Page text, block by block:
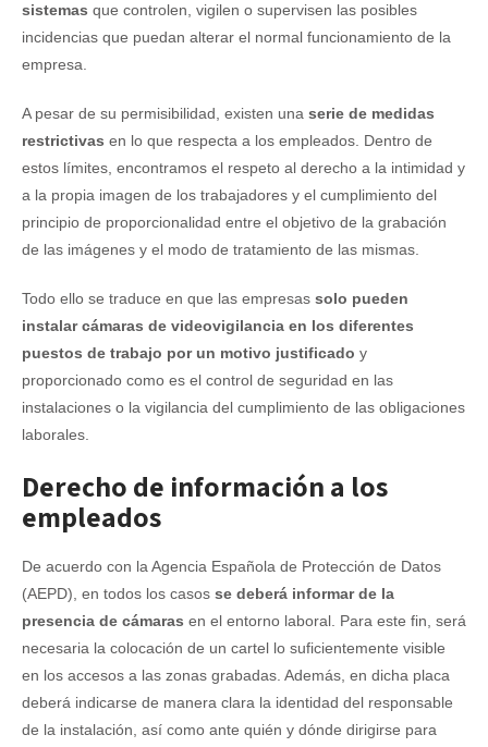
sistemas que controlen, vigilen o supervisen las posibles
incidencias que puedan alterar el normal funcionamiento de la
empresa.
A pesar de su permisibilidad, existen una serie de medidas
restrictivas en lo que respecta a los empleados. Dentro de
estos límites, encontramos el respeto al derecho a la intimidad y
a la propia imagen de los trabajadores y el cumplimiento del
principio de proporcionalidad entre el objetivo de la grabación
de las imágenes y el modo de tratamiento de las mismas.
Todo ello se traduce en que las empresas solo pueden
instalar cámaras de videovigilancia en los diferentes
puestos de trabajo por un motivo justificado y
proporcionado como es el control de seguridad en las
instalaciones o la vigilancia del cumplimiento de las obligaciones
laborales.
Derecho de información a los
empleados
De acuerdo con la Agencia Española de Protección de Datos
(AEPD), en todos los casos se deberá informar de la
presencia de cámaras en el entorno laboral. Para este fin, será
necesaria la colocación de un cartel lo suficientemente visible
en los accesos a las zonas grabadas. Además, en dicha placa
deberá indicarse de manera clara la identidad del responsable
de la instalación, así como ante quién y dónde dirigirse para